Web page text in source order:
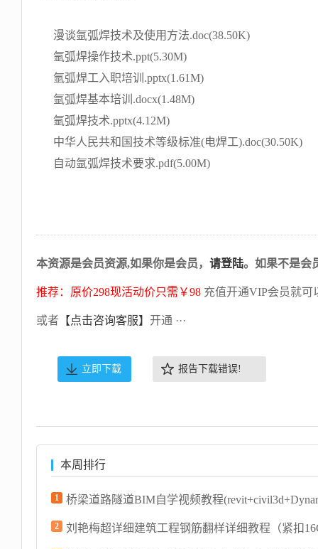
漫谈氩弧焊技术及使用方法.doc(38.50K)
氩弧焊操作技术.ppt(5.30M)
氩弧焊工入职培训.pptx(1.61M)
氩弧焊基本培训.docx(1.48M)
氩弧焊技术.pptx(4.12M)
中华人民共和国技术等级标准(电焊工).doc(30.50K)
自动氩弧焊技术要求.pdf(5.00M)
本资源是会员资源,如果你是会员， 请登陆。如果不是会
推荐：原价298现活动价只需￥98 充值开通VIP会员就可
或者 【点击咨询客服】 开通 ···
立即下载 报告下载错误!
本周排行
1
2